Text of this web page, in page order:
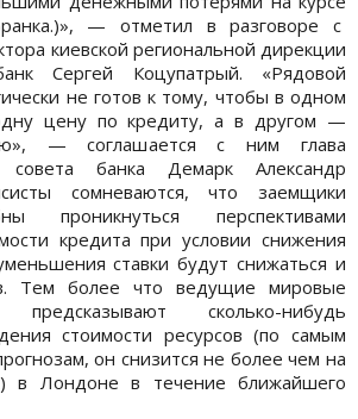
— отметил в разговоре с
киевской региональной дирекции
Сергей Коцупатрый. «Рядовой
не готов к тому, чтобы в одном
цену по кредиту, а в другом —
— соглашается с ним глава
совета банка Демарк Александр
сомневаются, что заемщики
проникнуться перспективами
кредита при условии снижения
ставки будут снижаться и
Тем более что ведущие мировые
сколько-нибудь
стоимости ресурсов (по самым
он снизится не более чем на
в Лондоне в течение ближайшего